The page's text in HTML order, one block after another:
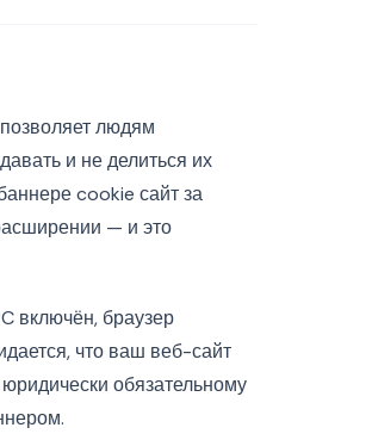
людям
и не делиться их
cookie сайт за
— и это
включён, браузер
что ваш веб-сайт
юридически обязательному